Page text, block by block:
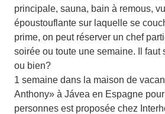
principale, sauna, bain à remous,
époustouflante sur laquelle se
prime, on peut réserver un chef
soirée ou toute une semaine. Il faut
ou bien?
1 semaine dans la maison de
Anthony» à Jávea en Espagne
personnes est proposée chez